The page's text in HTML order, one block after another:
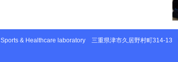
Sports & Healthcare laboratory 三重県津市久居野村町314-13